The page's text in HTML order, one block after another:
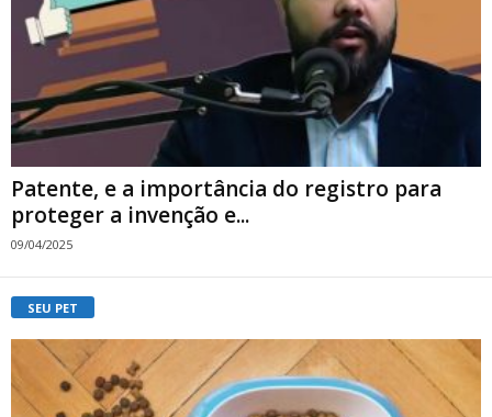
Patente, e a importância do registro para
proteger a invenção e...
09/04/2025
SEU PET